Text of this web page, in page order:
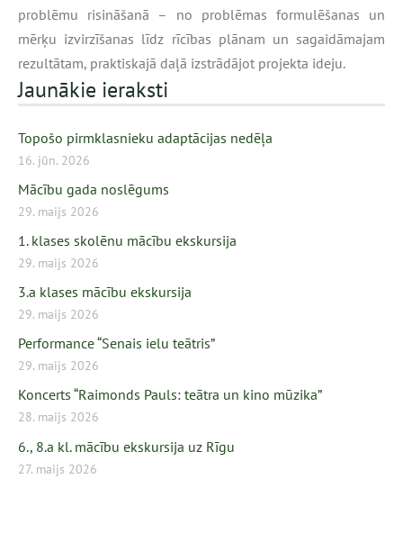
Jaunākie ieraksti
Topošo pirmklasnieku adaptācijas nedēļa
16. jūn. 2026
Mācību gada noslēgums
29. maijs 2026
1. klases skolēnu mācību ekskursija
29. maijs 2026
3.a klases mācību ekskursija
29. maijs 2026
Performance “Senais ielu teātris”
29. maijs 2026
Koncerts “Raimonds Pauls: teātra un kino mūzika”
28. maijs 2026
6., 8.a kl. mācību ekskursija uz Rīgu
27. maijs 2026
problēmu risināšanā – no problēmas formulēšanas un
mērķu izvirzīšanas līdz rīcības plānam un sagaidāmajam
rezultātam, praktiskajā daļā izstrādājot projekta ideju.